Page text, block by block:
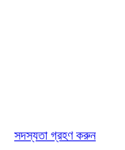
সদস্যতা গ্রহণ করুন